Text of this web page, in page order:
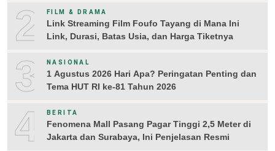
2 FILM & DRAMA
Link Streaming Film Foufo Tayang di Mana Ini
Link, Durasi, Batas Usia, dan Harga Tiketnya
3 NASIONAL
1 Agustus 2026 Hari Apa? Peringatan Penting dan
Tema HUT RI ke-81 Tahun 2026
4 BERITA
Fenomena Mall Pasang Pagar Tinggi 2,5 Meter di
Jakarta dan Surabaya, Ini Penjelasan Resmi